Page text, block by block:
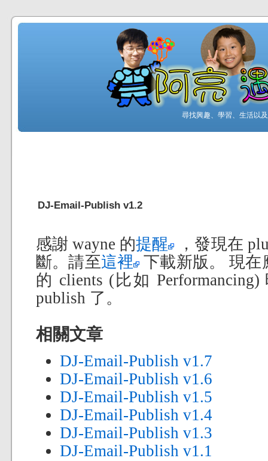
尋找興趣、學習、生活以
DJ-Email-Publish v1.2
感謝 wayne 的提醒
，發現在
斷。請至這裡 下載新版。 現在
的 clients (比如
publish 了。
相關文章
DJ-Email-Publish v1.7
DJ-Email-Publish v1.6
DJ-Email-Publish v1.5
DJ-Email-Publish v1.4
DJ-Email-Publish v1.3
DJ-Email-Publish v1.1